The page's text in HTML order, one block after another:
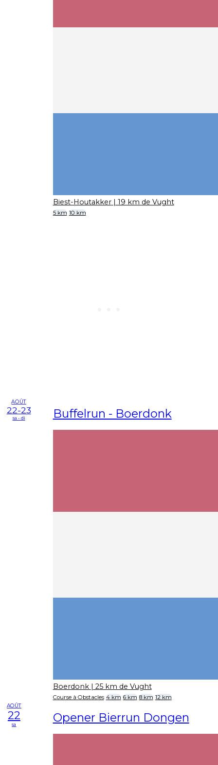
Biest-Houtakker | 19 km de Vught
5 km 10 km
AOÛT
22-23
sa - di Buffelrun - Boerdonk
Boerdonk | 25 km de Vught
Course à Obstacles 4 km 6 km 8 km 12 km
AOÛT
22
sa Opener Bierrun Dongen